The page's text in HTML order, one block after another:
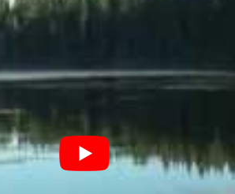
besoins de leurs
offrant ainsi des
séjours en groupe ou en